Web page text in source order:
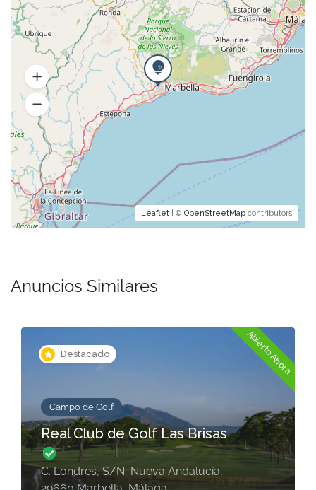
Leaflet | © OpenStreetMap contributors
Anuncios Similares
Destacado Abierto Ahora
Campo de Golf
Real Club de Golf Las Brisas
C. Londres, S/N, Nueva Andalucía,